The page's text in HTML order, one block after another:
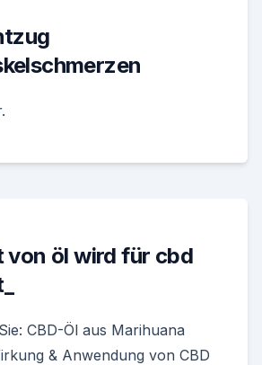
von öl wird für cbd
CBD-Öl aus Marihuana
& Anwendung von CBD